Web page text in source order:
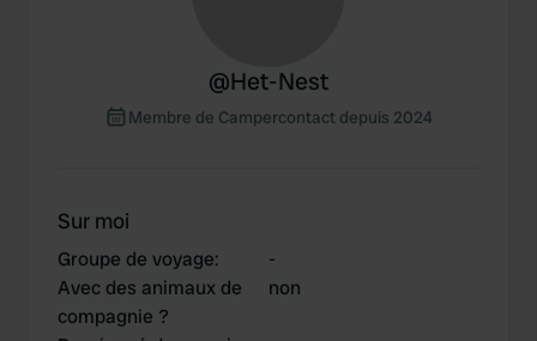
@Het-Nest
Membre de Campercontact depuis 2024
Sur moi
Groupe de voyage:
-
Avec des animaux de
compagnie ?
non